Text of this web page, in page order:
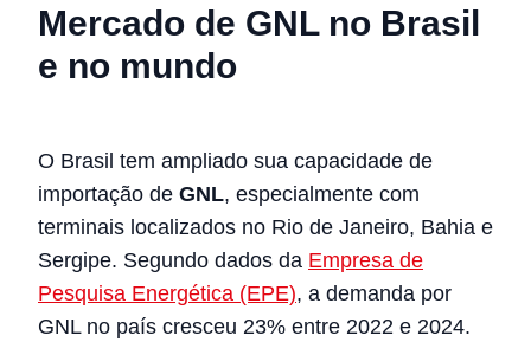
Mercado de GNL no Brasil
e no mundo
O Brasil tem ampliado sua capacidade de
importação de GNL, especialmente com
terminais localizados no Rio de Janeiro, Bahia e
Sergipe. Segundo dados da Empresa de
Pesquisa Energética (EPE), a demanda por
GNL no país cresceu 23% entre 2022 e 2024.